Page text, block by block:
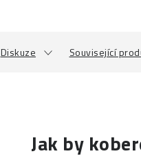
Diskuze Související
Jak by